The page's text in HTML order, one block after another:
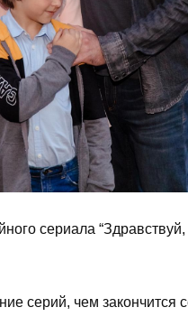
сериала
серий, чем закончится